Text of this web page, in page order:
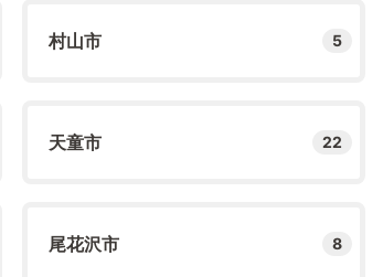
村山市 5
天童市 22
尾花沢市 8